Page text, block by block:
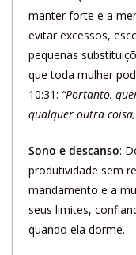
manter forte e a
evitar excessos,
pequenas
que toda mulher
10:31: “Portanto,
qualquer outra
Sono e descanso:
produtividade sem
mandamento e a
seus limites,
quando ela dorme.